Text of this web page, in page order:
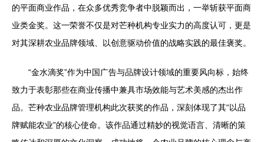
的平面商业作品，在众多优秀竞争者中脱颖而出，一举斩获平面商
业类金奖。这一荣誉不仅是对芒种机构专业实力的高度认可，更是
对其深耕农业品牌领域、以创意驱动价值的战略实践的最佳褒奖。
“金水滴奖”作为中国广告与品牌设计领域的重要风向标，始终
致力于表彰那些在商业传播中兼具市场效能与艺术美感的杰出作
品。芒种农业品牌管理机构此次获奖的作品，深刻体现了其“以品
牌赋能农业”的核心使命。该作品通过精妙的视觉语言、清晰的策